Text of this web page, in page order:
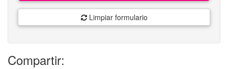
Limpiar formulario
Compartir: